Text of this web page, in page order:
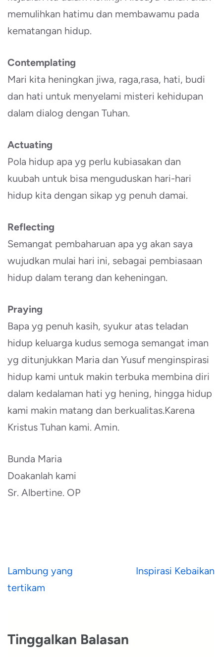
memulihkan hatimu dan membawamu pada
kematangan hidup.
Contemplating
Mari kita heningkan jiwa, raga,rasa, hati, budi
dan hati untuk menyelami misteri kehidupan
dalam dialog dengan Tuhan.
Actuating
Pola hidup apa yg perlu kubiasakan dan
kuubah untuk bisa menguduskan hari-hari
hidup kita dengan sikap yg penuh damai.
Reflecting
Semangat pembaharuan apa yg akan saya
wujudkan mulai hari ini, sebagai pembiasaan
hidup dalam terang dan keheningan.
Praying
Bapa yg penuh kasih, syukur atas teladan
hidup keluarga kudus semoga semangat iman
yg ditunjukkan Maria dan Yusuf menginspirasi
hidup kami untuk makin terbuka membina diri
dalam kedalaman hati yg hening, hingga hidup
kami makin matang dan berkualitas.Karena
Kristus Tuhan kami. Amin.
Bunda Maria
Doakanlah kami
Sr. Albertine. OP
Navigasi
pos
Lambung yang
tertikam
Inspirasi Kebaikan
Tinggalkan Balasan